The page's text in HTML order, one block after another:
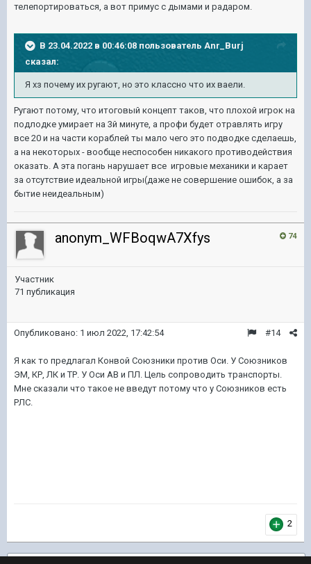
телепортироваться, а вот примус с дымами и радаром.
В 23.04.2022 в 00:46:08 пользователь Anr_Burj
сказал:
Я хз почему их ругают, но это классно что их ваели
Ругают потому, что итоговый концепт таков, что плохой игрок на
подлодке умирает на 3й минуте, а профи будет отравлять игру
все 20 и на части кораблей ты мало чего это подводке сделаешь,
а на некоторых - вообще неспособен никакого противодействия
оказать. А эта погань нарушает все игровые механики и карает
за отсутствие идеальной игры(даже не совершение ошибок, а за
бытие неидеальным)
74
anonym_WFBoqwA7Xfys
Участник
71 публикация
#14
Опубликовано: 1 июл 2022, 17:42:54
Я как то предлагал Конвой Союзники против Оси. У Союзников
ЭМ, КР, ЛК и ТР. У Оси АВ и ПЛ. Цель сопроводить транспорты.
Мне сказали что такое не введут потому что у Союзников есть
РЛС.
2